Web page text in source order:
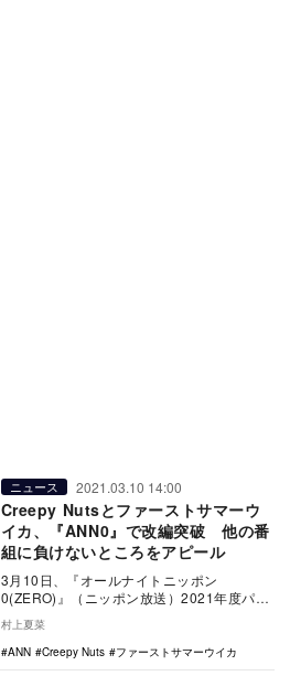
ニュース 2021.03.10 14:00
Creepy Nutsとファーストサマーウ
イカ、『ANN0』で改編突破 他の番
組に負けないところをアピール
3月10日、『オールナイトニッポン
0(ZERO)』（ニッポン放送）2021年度パー
日はファ…
村上夏菜
ANN
Creepy Nuts ファーストサマーウイカ